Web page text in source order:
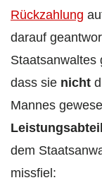
Rückzahlung
darauf
Staatsanwaltes
dass sie nicht
Mannes
dem
missfiel: